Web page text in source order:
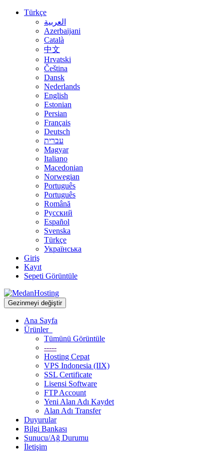
Türkçe
العربية
Azerbaijani
Català
中文
Hrvatski
Čeština
Dansk
Nederlands
English
Estonian
Persian
Français
Deutsch
עברית
Magyar
Italiano
Macedonian
Norwegian
Português
Português
Română
Русский
Español
Svenska
Türkçe
Українська
Giriş
Kayıt
Sepeti Görüntüle
Gezinmeyi değiştir
Ana Sayfa
Ürünler
Tümünü Görüntüle
-----
Hosting Cepat
VPS Indonesia (IIX)
SSL Certificate
Lisensi Software
FTP Account
Yeni Alan Adı Kaydet
Alan Adı Transfer
Duyurular
Bilgi Bankası
Sunucu/Ağ Durumu
İletişim